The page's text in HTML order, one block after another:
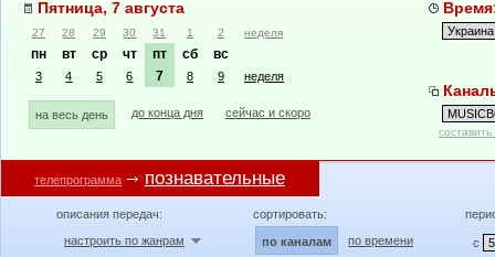
Пятница, 7 августа
27 28 29 30 31 1 2 неделя
пн вт ср чт пт сб вс
3 4 5 6 7 8 9 неделя
на весь день до конца дня сейчас и скоро
телепрограмма познавательные
описания передач:
настроить по жанрам
сортировать:
по каналам по времени с